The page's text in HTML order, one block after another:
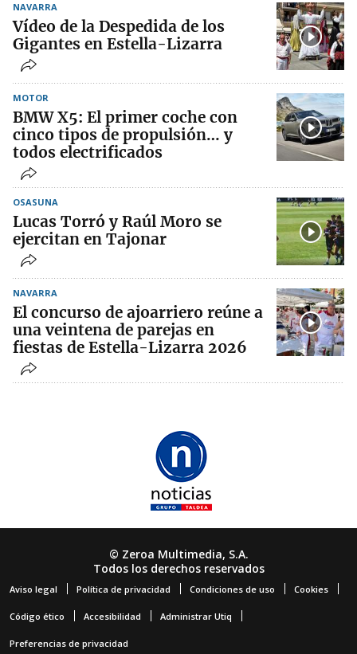
NAVARRA
Vídeo de la Despedida de los
Gigantes en Estella-Lizarra
MOTOR
BMW X5: El primer coche con
cinco tipos de propulsión… y
todos electrificados
OSASUNA
Lucas Torró y Raúl Moro se
ejercitan en Tajonar
NAVARRA
El concurso de ajoarriero reúne a
una veintena de parejas en
fiestas de Estella-Lizarra 2026
© Zeroa Multimedia, S.A.
Todos los derechos reservados
Aviso legal Política de privacidad Condiciones de uso Cookies
Código ético Accesibilidad Administrar Utiq
Preferencias de privacidad